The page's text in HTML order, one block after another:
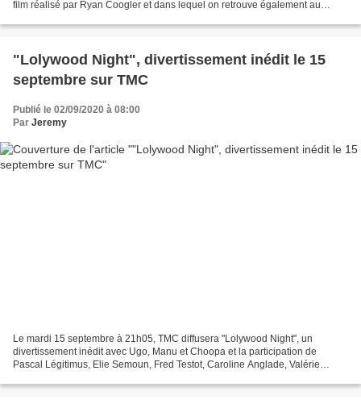
film réalisé par Ryan Coogler et dans lequel on retrouve également au
"Lolywood Night", divertissement inédit le 15
septembre sur TMC
Publié le 02/09/2020 à 08:00
Par Jeremy
Le mardi 15 septembre à 21h05, TMC diffusera "Lolywood Night", un
divertissement inédit avec Ugo, Manu et Choopa et la participation de
Pascal Légitimus, Elie Semoun, Fred Testot, Caroline Anglade, Valérie